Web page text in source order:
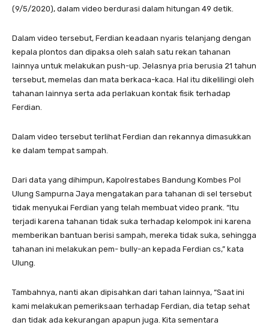
(9/5/2020), dalam video berdurasi dalam hitungan 49 detik.
Dalam video tersebut, Ferdian keadaan nyaris telanjang dengan
kepala plontos dan dipaksa oleh salah satu rekan tahanan
lainnya untuk melakukan push-up. Jelasnya pria berusia 21 tahun
tersebut, memelas dan mata berkaca-kaca. Hal itu dikelilingi oleh
tahanan lainnya serta ada perlakuan kontak fisik terhadap
Ferdian.
Dalam video tersebut terlihat Ferdian dan rekannya dimasukkan
ke dalam tempat sampah.
Dari data yang dihimpun, Kapolrestabes Bandung Kombes Pol
Ulung Sampurna Jaya mengatakan para tahanan di sel tersebut
tidak menyukai Ferdian yang telah membuat video prank. “Itu
terjadi karena tahanan tidak suka terhadap kelompok ini karena
memberikan bantuan berisi sampah, mereka tidak suka, sehingga
tahanan ini melakukan pem- bully-an kepada Ferdian cs,” kata
Ulung.
Tambahnya, nanti akan dipisahkan dari tahan lainnya, “Saat ini
kami melakukan pemeriksaan terhadap Ferdian, dia tetap sehat
dan tidak ada kekurangan apapun juga. Kita sementara